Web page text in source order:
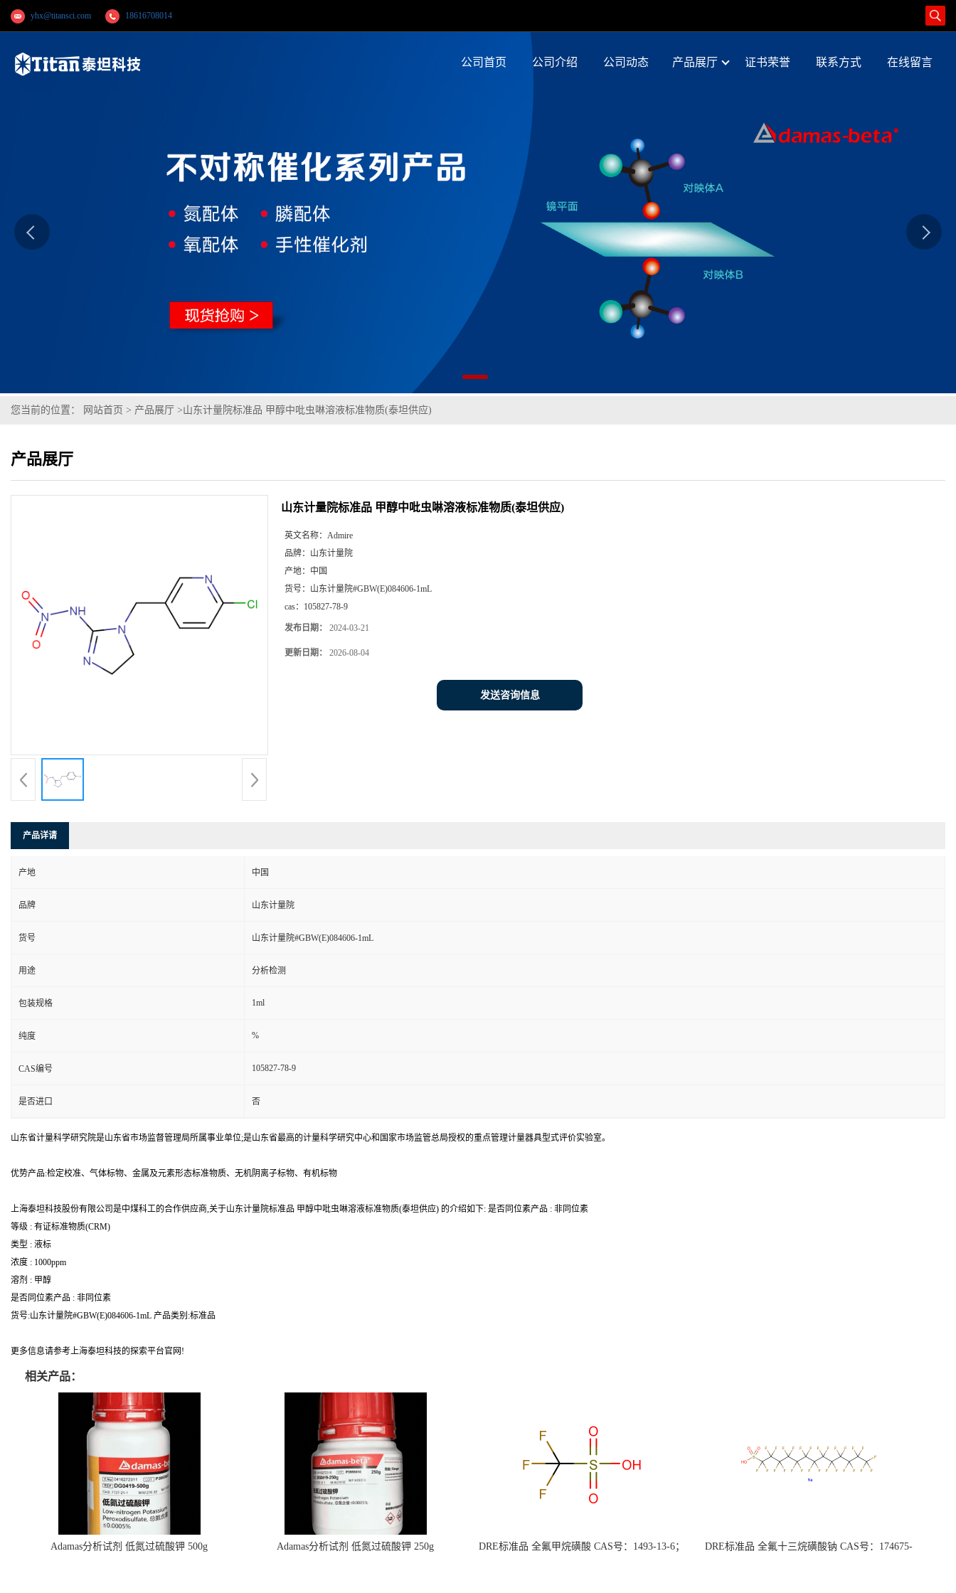
yhx@titansci.com 18616708014
公司首页 公司介绍 公司动态 产品展厅 证书荣誉 联系方式 在线留言
您当前的位置： 网站首页 > 产品展厅 >山东计量院标准品 甲醇中吡虫啉溶液标准物质(泰坦供应)
产品展厅
山东计量院标准品 甲醇中吡虫啉溶液标准物质(泰坦供应)
英文名称： Admire
品牌： 山东计量院
产地： 中国
货号： 山东计量院#GBW(E)084606-1mL
cas： 105827-78-9
发布日期： 2024-03-21
更新日期： 2026-08-04
发送咨询信息
产品详请
产地 中国
品牌 山东计量院
货号 山东计量院#GBW(E)084606-1mL
用途 分析检测
包装规格 1ml
纯度 %
CAS编号 105827-78-9
是否进口 否
山东省计量科学研究院是山东省市场监督管理局所属事业单位;是山东省最高的计量科学研究中心和国家市场监管总局授权的重点管理计量器具型式评价实验室。
优势产品:检定校准、气体标物、金属及元素形态标准物质、无机阴离子标物、有机标物
上海泰坦科技股份有限公司是中煤科工的合作供应商,关于山东计量院标准品 甲醇中吡虫啉溶液标准物质(泰坦供应) 的介绍如下: 是否同位素产品 : 非同位素
等级 : 有证标准物质(CRM)
类型 : 液标
浓度 : 1000ppm
溶剂 : 甲醇
是否同位素产品 : 非同位素
货号:山东计量院#GBW(E)084606-1mL 产品类别:标准品
更多信息请参考上海泰坦科技的探索平台官网!
相关产品：
Adamas分析试剂 低氮过硫酸钾 500g
Adamas分析试剂 低氮过硫酸钾 250g
DRE标准品 全氟甲烷磺酸 CAS号：1493-13-6；
DRE标准品 全氟十三烷磺酸钠 CAS号：174675-